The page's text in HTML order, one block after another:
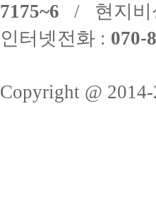
7175~6 / 현지비
인터넷전화 : 070-
Copyright @